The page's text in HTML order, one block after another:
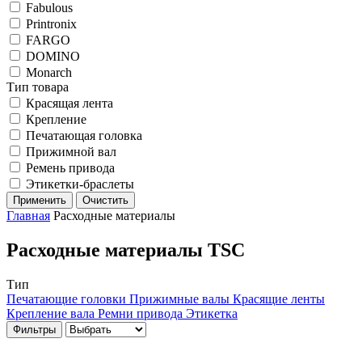
Fabulous
Printronix
FARGO
DOMINO
Monarch
Тип товара
Красящая лента
Крепление
Печатающая головка
Прижимной вал
Ремень привода
Этикетки-браслеты
Применить Очистить
Главная Расходные материалы
Расходные материалы TSC
Тип
Печатающие головки Прижимные валы Красящие ленты
Крепление вала Ремни привода Этикетка
Фильтры